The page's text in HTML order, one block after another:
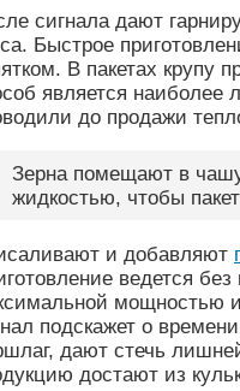
сигнала дают
Быстрое
В пакетах крупу
является наиболее
до продажи
Зерна помещают в
жидкостью, чтобы
и добавляют
ведется
мощностью
подскажет о
дают стечь
достают из